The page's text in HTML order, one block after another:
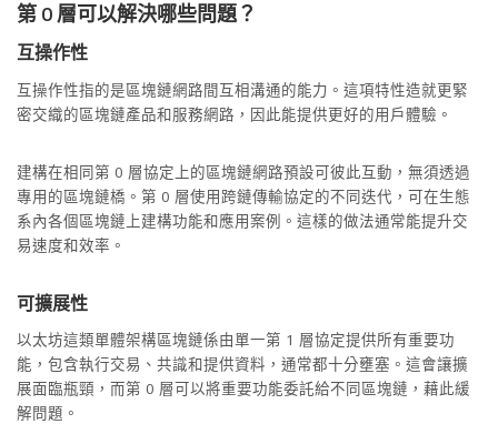
第 0 層可以解決哪些問題？
互操作性
互操作性指的是區塊鏈網路間互相溝通的能力。這項特性造就更緊
密交織的區塊鏈產品和服務網路，因此能提供更好的用戶體驗。
建構在相同第 0 層協定上的區塊鏈網路預設可彼此互動，無須透過
專用的區塊鏈橋。第 0 層使用跨鏈傳輸協定的不同迭代，可在生態
系內各個區塊鏈上建構功能和應用案例。這樣的做法通常能提升交
易速度和效率。
可擴展性
以太坊這類單體架構區塊鏈係由單一第 1 層協定提供所有重要功
能，包含執行交易、共識和提供資料，通常都十分壅塞。這會讓擴
展面臨瓶頸，而第 0 層可以將重要功能委託給不同區塊鏈，藉此緩
解問題。